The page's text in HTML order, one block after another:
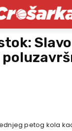
petog kola